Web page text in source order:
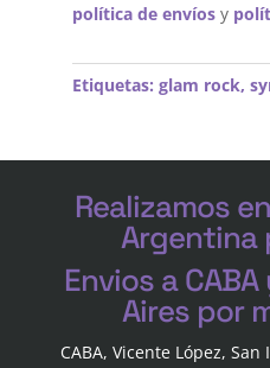
política de envíosy
Etiquetas: glam rock,
Realizamos
Argentina
Envios a
Aires por
CABA, Vicente López,